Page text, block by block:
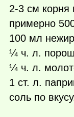
2-3 см корня
примерно
100 мл
¼ ч. л.
¼ ч. л.
1 ст. л.
соль по